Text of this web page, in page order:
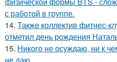
с работой в группе.
14. Также коллектив фитнес-
отметил день рождения
15. Никого не осуждаю, ни к
не даю.